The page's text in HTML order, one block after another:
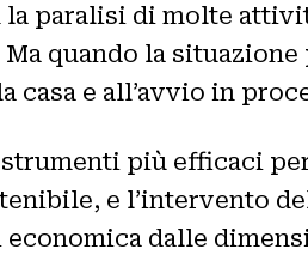
la paralisi di molte
quando la
e all’avvio in
più efficaci
e l’intervento
dalle